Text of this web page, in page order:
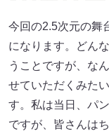
今回の2.5次元の舞
になります。どん
うことですが、な
せていただくみた
す。私は当日、パ
ですが、皆さんは